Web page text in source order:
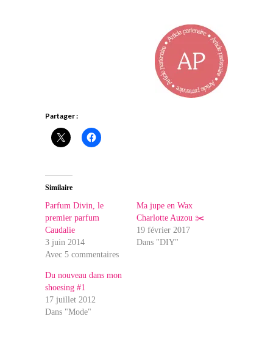
Partager :
Similaire
Parfum Divin, le
premier parfum
Caudalie
3 juin 2014
Avec 5 commentaires
Ma jupe en Wax
Charlotte Auzou ✂️️
19 février 2017
Dans "DIY"
Du nouveau dans mon
shoesing #1
17 juillet 2012
Dans "Mode"